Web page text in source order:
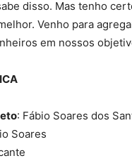
disso. Mas tenho
Venho para
em nossos
: Fábio Soares dos
Soares